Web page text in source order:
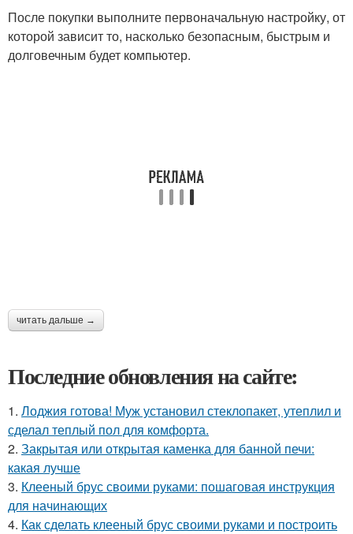
После покупки выполните первоначальную настройку, от
которой зависит то, насколько безопасным, быстрым и
долговечным будет компьютер.
читать дальше →
Последние обновления на сайте:
1. Лоджия готова! Муж установил стеклопакет, утеплил и
сделал теплый пол для комфорта.
2. Закрытая или открытая каменка для банной печи:
какая лучше
3. Клееный брус своими руками: пошаговая инструкция
для начинающих
4. Как сделать клееный брус своими руками и построить